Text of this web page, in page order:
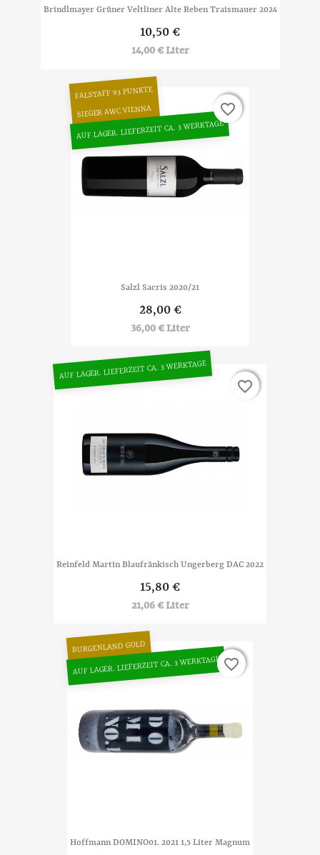
Brindlmayer Grüner Veltliner Alte Reben Traismauer 2024
10,50 €
14,00 € Liter
Salzl Sacris 2020/21
28,00 €
36,00 € Liter
FALSTAFF 93 PUNKTE
SIEGER AWC VIENNA
AUF LAGER. LIEFERZEIT CA. 3 WERKTAGE
favorite_border
favorite_border
Reinfeld Martin Blaufränkisch Ungerberg DAC 2022
15,80 €
21,06 € Liter
AUF LAGER. LIEFERZEIT CA. 3 WERKTAGE
favorite_border
favorite_border
Hoffmann DOMINO01. 2021 1,5 Liter Magnum
BURGENLAND GOLD
AUF LAGER. LIEFERZEIT CA. 3 WERKTAGE favorite_border
favorite_border